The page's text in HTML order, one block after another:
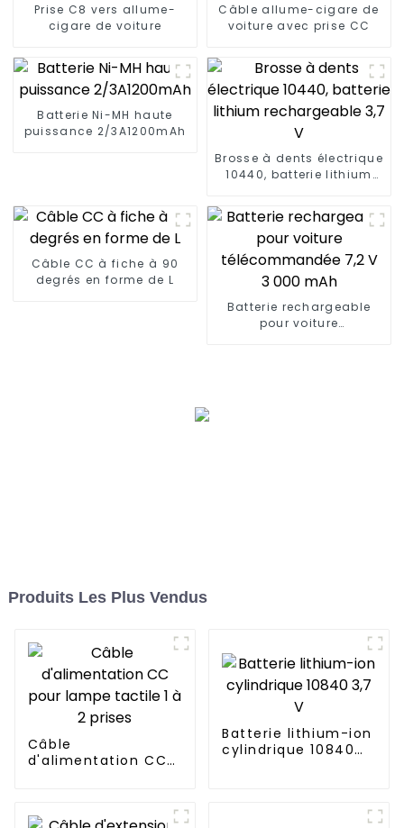
Prise C8 vers allume-
cigare de voiture
Câble allume-cigare de
voiture avec prise CC
Batterie Ni-MH haute
puissance 2/3A1200mAh
Brosse à dents électrique
10440, batterie lithium
Câble CC à fiche à 90
degrés en forme de L
Batterie rechargeable
pour voiture
Produits Les Plus Vendus
Câble
d'alimentation CC
Batterie lithium-ion
cylindrique 10840